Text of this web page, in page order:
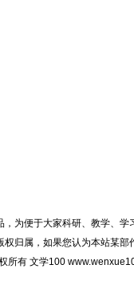
为便于大家科研、教学、
归属，如果您认为本站某
所有 文学100